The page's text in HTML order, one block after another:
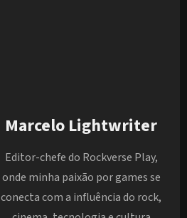
Marcelo Lightwriter
Editor-chefe do Rockverse Play,
onde minha paixão por games se
conecta com a influência do rock,